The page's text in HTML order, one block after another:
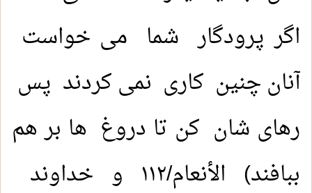
اگر پرودگار شما می خواست
آنان چنین کاری نمی کردند پس
رهای شان کن تا دروغ ها بر هم
ببافند) الأنعام/١١٢ و خداوند